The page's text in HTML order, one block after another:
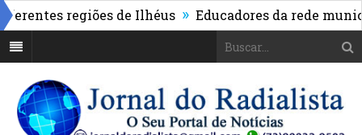
regiões de Ilhéus » Educadores da rede municipal